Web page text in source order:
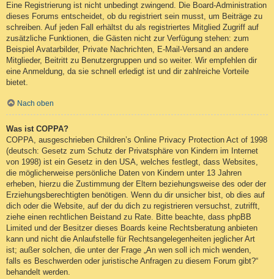
Eine Registrierung ist nicht unbedingt zwingend. Die Board-Administration
dieses Forums entscheidet, ob du registriert sein musst, um Beiträge zu
schreiben. Auf jeden Fall erhältst du als registriertes Mitglied Zugriff auf
zusätzliche Funktionen, die Gästen nicht zur Verfügung stehen: zum
Beispiel Avatarbilder, Private Nachrichten, E-Mail-Versand an andere
Mitglieder, Beitritt zu Benutzergruppen und so weiter. Wir empfehlen dir
eine Anmeldung, da sie schnell erledigt ist und dir zahlreiche Vorteile
bietet.
Nach oben
Was ist COPPA?
COPPA, ausgeschrieben Children’s Online Privacy Protection Act of 1998
(deutsch: Gesetz zum Schutz der Privatsphäre von Kindern im Internet
von 1998) ist ein Gesetz in den USA, welches festlegt, dass Websites,
die möglicherweise persönliche Daten von Kindern unter 13 Jahren
erheben, hierzu die Zustimmung der Eltern beziehungsweise des oder der
Erziehungsberechtigten benötigen. Wenn du dir unsicher bist, ob dies auf
dich oder die Website, auf der du dich zu registrieren versuchst, zutrifft,
ziehe einen rechtlichen Beistand zu Rate. Bitte beachte, dass phpBB
Limited und der Besitzer dieses Boards keine Rechtsberatung anbieten
kann und nicht die Anlaufstelle für Rechtsangelegenheiten jeglicher Art
ist; außer solchen, die unter der Frage „An wen soll ich mich wenden,
falls es Beschwerden oder juristische Anfragen zu diesem Forum gibt?“
behandelt werden.